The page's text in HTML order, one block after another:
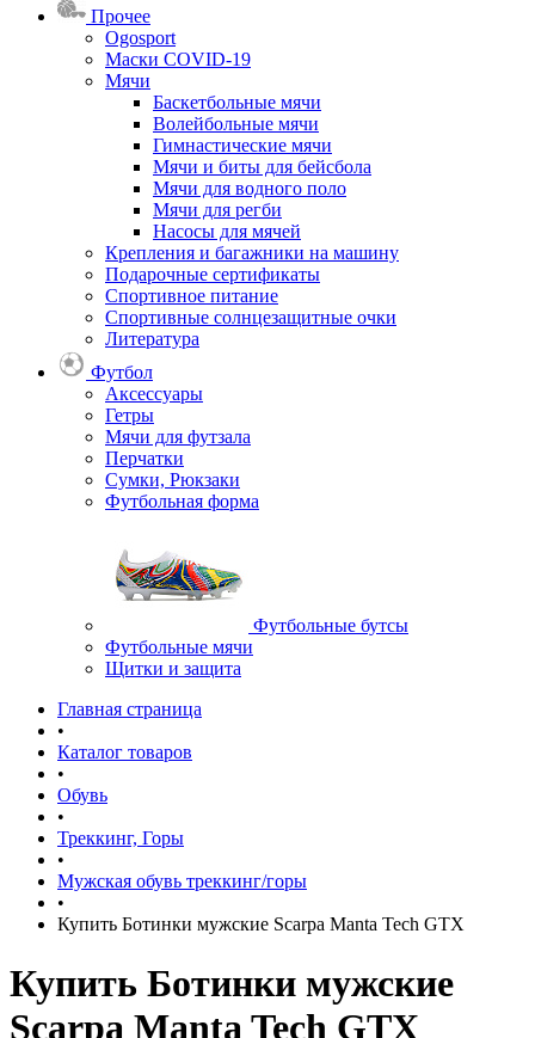
Прочее
Ogosport
Маски COVID-19
Мячи
Баскетбольные мячи
Волейбольные мячи
Гимнастические мячи
Мячи и биты для бейсбола
Мячи для водного поло
Мячи для регби
Насосы для мячей
Крепления и багажники на машину
Подарочные сертификаты
Спортивное питание
Спортивные солнцезащитные очки
Литература
Футбол
Аксессуары
Гетры
Мячи для футзала
Перчатки
Сумки, Рюкзаки
Футбольная форма
Футбольные бутсы
Футбольные мячи
Щитки и защита
Главная страница
•
Каталог товаров
•
Обувь
•
Треккинг, Горы
•
Мужская обувь треккинг/горы
•
Купить Ботинки мужские Scarpa Manta Tech GTX
Купить Ботинки мужские
Scarpa Manta Tech GTX